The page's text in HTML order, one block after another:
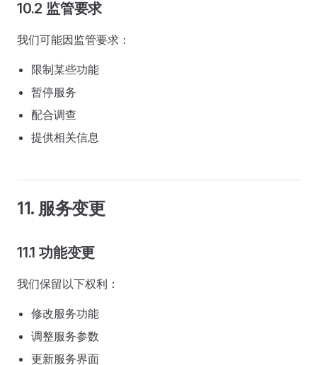
10.2 监管要求
我们可能因监管要求：
限制某些功能
暂停服务
配合调查
提供相关信息
11. 服务变更
11.1 功能变更
我们保留以下权利：
修改服务功能
调整服务参数
更新服务界面